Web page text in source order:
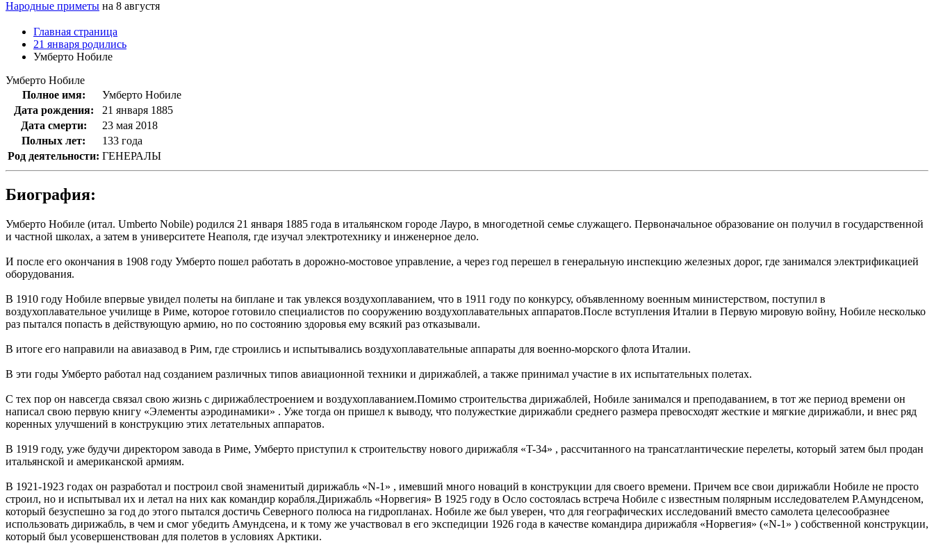
Народные приметы на 8 августя
Главная страница
21 января родились
Умберто Нобиле
Умберто Нобиле
Полное имя:
Умберто Нобиле
Дата рождения:
21 января 1885
Дата смерти:
23 мая 2018
Полных лет:
133 года
Род деятельности: ГЕНЕРАЛЫ
Биография:
Умберто Нобиле (итал. Umberto Nobile) родился 21 января 1885 года в итальянском городе Лауро, в многодетной семье служащего. Первоначальное образование он получил в государственной
и частной школах, а затем в университете Неаполя, где изучал электротехнику и инженерное дело.
И после его окончания в 1908 году Умберто пошел работать в дорожно-мостовое управление, а через год перешел в генеральную инспекцию железных дорог, где занимался электрификацией
оборудования.
В 1910 году Нобиле впервые увидел полеты на биплане и так увлекся воздухоплаванием, что в 1911 году по конкурсу, объявленному военным министерством, поступил в
воздухоплавательное училище в Риме, которое готовило специалистов по сооружению воздухоплавательных аппаратов.После вступления Италии в Первую мировую войну, Нобиле несколько
раз пытался попасть в действующую армию, но по состоянию здоровья ему всякий раз отказывали.
В итоге его направили на авиазавод в Рим, где строились и испытывались воздухоплавательные аппараты для военно-морского флота Италии.
В эти годы Умберто работал над созданием различных типов авиационной техники и дирижаблей, а также принимал участие в их испытательных полетах.
С тех пор он навсегда связал свою жизнь с дирижаблестроением и воздухоплаванием.Помимо строительства дирижаблей, Нобиле занимался и преподаванием, в тот же период времени он
написал свою первую книгу «Элементы аэродинамики» . Уже тогда он пришел к выводу, что полужесткие дирижабли среднего размера превосходят жесткие и мягкие дирижабли, и внес ряд
коренных улучшений в конструкцию этих летательных аппаратов.
В 1919 году, уже будучи директором завода в Риме, Умберто приступил к строительству нового дирижабля «T-34» , рассчитанного на трансатлантические перелеты, который затем был продан
итальянской и американской армиям.
В 1921-1923 годах он разработал и построил свой знаменитый дирижабль «N-1» , имевший много новаций в конструкции для своего времени. Причем все свои дирижабли Нобиле не просто
строил, но и испытывал их и летал на них как командир корабля.Дирижабль «Норвегия» В 1925 году в Осло состоялась встреча Нобиле с известным полярным исследователем Р.Амундсеном,
который безуспешно за год до этого пытался достичь Северного полюса на гидропланах. Нобиле же был уверен, что для географических исследований вместо самолета целесообразнее
использовать дирижабль, в чем и смог убедить Амундсена, и к тому же участвовал в его экспедиции 1926 года в качестве командира дирижабля «Норвегия» («N-1» ) собственной конструкции,
который был усовершенствован для полетов в условиях Арктики.